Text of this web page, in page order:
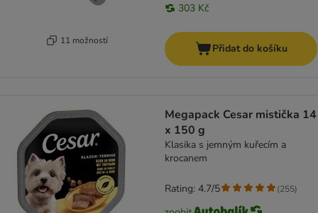
11 možností
303 Kč
Přidat do košíku
Megapack Cesar mistička 14
x 150 g
Klasika s jemným kuřecím a
krocanem
Rating: 4.7/5 (255)